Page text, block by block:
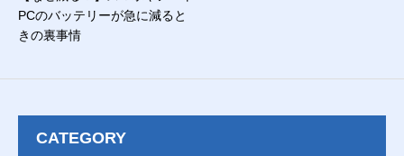
PCのバッテリーが急に減ると
きの裏事情
CATEGORY